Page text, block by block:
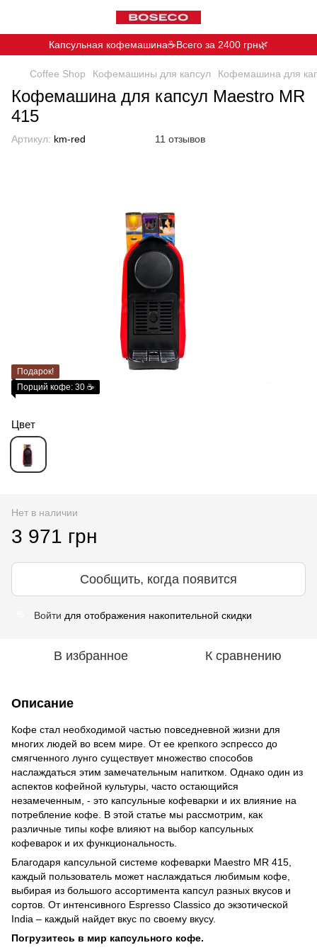
Капсульная кофемашина☕️Всего за 2400 грн🌿
Coffee Shop Кофемашины для капсул Кофемашина для
Кофемашина для капсул Maestro MR
415
Артикул: km-red 11 отзывов
Подарок!
Порций кофе: 30 ☕
Цвет
Нет в наличии
3 971 грн
Сообщить, когда появится
Войти для отображения накопительной скидки
В избранное К сравнению
Описание
Кофе стал необходимой частью повседневной жизни для
многих людей во всем мире. От ее крепкого эспрессо до
смягченного лунго существует множество способов
наслаждаться этим замечательным напитком. Однако один из
аспектов кофейной культуры, часто остающийся
незамеченным, - это капсульные кофеварки и их влияние на
потребление кофе. В этой статье мы рассмотрим, как
различные типы кофе влияют на выбор капсульных
кофеварок и их функциональность.
Благодаря капсульной системе кофеварки Maestro MR 415,
каждый пользователь может наслаждаться любимым кофе,
выбирая из большого ассортимента капсул разных вкусов и
сортов. От интенсивного Espresso Classico до экзотической
India – каждый найдет вкус по своему вкусу.
Погрузитесь в мир капсульного кофе.